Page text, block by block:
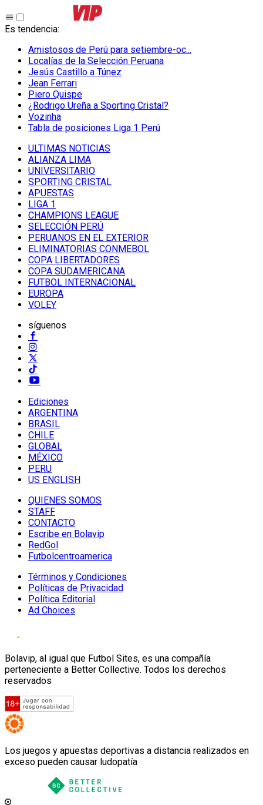
Es tendencia:
Amistosos de Perú para setiembre-oc...
Localías de la Selección Peruana
Jesús Castillo a Túnez
Jean Ferrari
Piero Quispe
¿Rodrigo Ureña a Sporting Cristal?
Vozinha
Tabla de posiciones Liga 1 Perú
ULTIMAS NOTICIAS
ALIANZA LIMA
UNIVERSITARIO
SPORTING CRISTAL
APUESTAS
LIGA 1
CHAMPIONS LEAGUE
SELECCIÓN PERÚ
PERUANOS EN EL EXTERIOR
ELIMINATORIAS CONMEBOL
COPA LIBERTADORES
COPA SUDAMERICANA
FUTBOL INTERNACIONAL
EUROPA
VOLEY
síguenos
Ediciones
ARGENTINA
BRASIL
CHILE
GLOBAL
MÉXICO
PERU
US ENGLISH
QUIENES SOMOS
STAFF
CONTACTO
Escribe en Bolavip
RedGol
Futbolcentroamerica
Términos y Condiciones
Políticas de Privacidad
Política Editorial
Ad Choices
Bolavip, al igual que Futbol Sites, es una compañía
perteneciente a Better Collective. Todos los derechos
reservados
Los juegos y apuestas deportivas a distancia realizados en
exceso pueden causar ludopatía